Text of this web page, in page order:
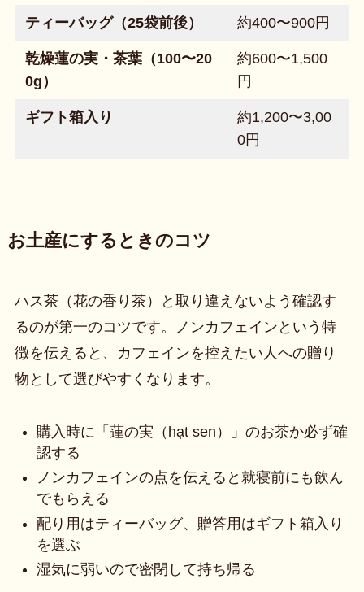
ティーバッグ（25袋前後） 約400〜900円
乾燥蓮の実・茶葉（100〜20
0g）
約600〜1,500
円
ギフト箱入り
約1,200〜3,00
0円
お土産にするときのコツ
ハス茶（花の香り茶）と取り違えないよう確認す
るのが第一のコツです。ノンカフェインという特
徴を伝えると、カフェインを控えたい人への贈り
物として選びやすくなります。
購入時に「蓮の実（hạt sen）」のお茶か必ず確
認する
ノンカフェインの点を伝えると就寝前にも飲ん
でもらえる
配り用はティーバッグ、贈答用はギフト箱入り
を選ぶ
湿気に弱いので密閉して持ち帰る